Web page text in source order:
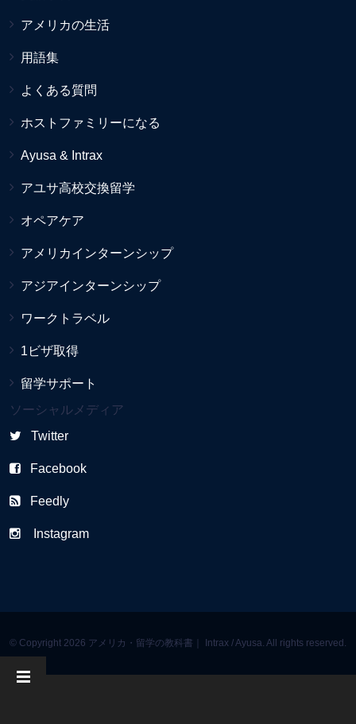
アメリカの生活
用語集
よくある質問
ホストファミリーになる
Ayusa & Intrax
アユサ高校交換留学
オペアケア
アメリカインターンシップ
アジアインターンシップ
ワークトラベル
1ビザ取得
留学サポート
ソーシャルメディア
Twitter
Facebook
Feedly
Instagram
© Copyright 2026 アメリカ・留学の教科書｜ Intrax / Ayusa. All rights reserved.